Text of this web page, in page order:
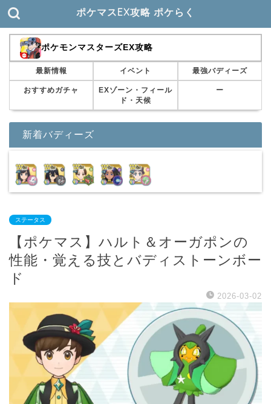
ポケマスEX攻略 ポケらく
ポケモンマスターズEX攻略
最新情報 イベント 最強バディーズ
おすすめガチャ
EXゾーン・フィール
ド・天候
ー
新着バディーズ
ステータス
【ポケマス】ハルト＆オーガポンの
性能・覚える技とバディストーンボー
ド
2026-03-02